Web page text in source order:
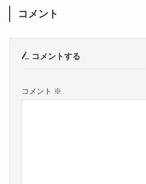
コメント
コメントする
コメント ※